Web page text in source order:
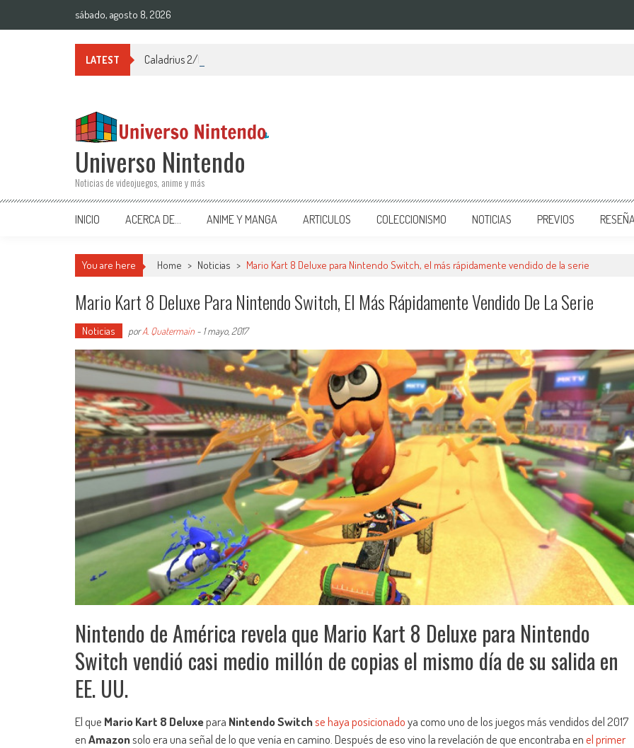
sábado, agosto 8, 2026
LATEST Caladrius 2/Dark Element para Nintendo Switch anunciado
Universo Nintendo
Noticias de videojuegos, anime y más
INICIO ACERCA DE… ANIME Y MANGA ARTICULOS COLECCIONISMO NOTICIAS PREVIOS
You are here Home > Noticias > Mario Kart 8 Deluxe para Nintendo Switch, el más rápidamente vendido de la serie
Mario Kart 8 Deluxe Para Nintendo Switch, El Más Rápidamente Vendido De La Serie
Noticias porA. Quatermain - 1 mayo, 2017
Nintendo de América revela que Mario Kart 8 Deluxe para Nintendo
Switch vendió casi medio millón de copias el mismo día de su salida en
EE. UU.
El que Mario Kart 8 Deluxepara Nintendo Switchse haya posicionadoya como uno de los juegos más vendidos del 2017
enAmazonsolo era una señal de lo que venía en camino. Después de eso vino la revelación de que encontraba enel primer